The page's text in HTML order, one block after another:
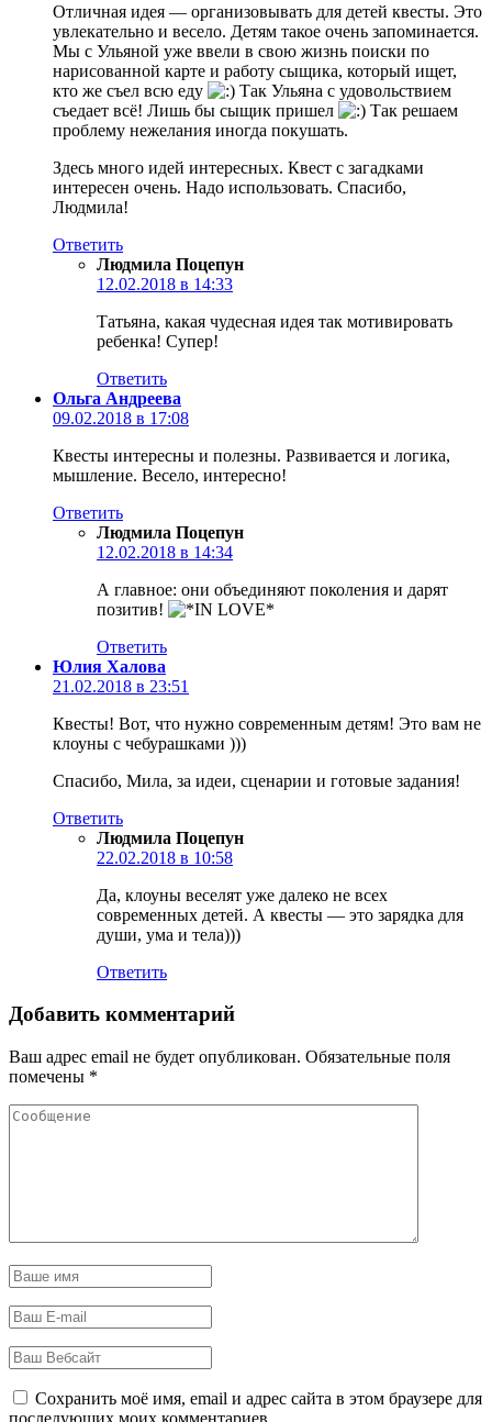
Отличная идея — организовывать для детей квесты. Это
увлекательно и весело. Детям такое очень запоминается.
Мы с Ульяной уже ввели в свою жизнь поиски по
нарисованной карте и работу сыщика, который ищет,
кто же съел всю еду
Так Ульяна с удовольствием
съедает всё! Лишь бы сыщик пришел
Так решаем
проблему нежелания иногда покушать.
Здесь много идей интересных. Квест с загадками
интересен очень. Надо использовать. Спасибо,
Людмила!
Ответить
Людмила Поцепун
12.02.2018 в 14:33
Татьяна, какая чудесная идея так мотивировать
ребенка! Супер!
Ответить
Ольга Андреева
09.02.2018 в 17:08
Квесты интересны и полезны. Развивается и логика,
мышление. Весело, интересно!
Ответить
Людмила Поцепун
12.02.2018 в 14:34
А главное: они объединяют поколения и дарят
позитив!
Ответить
Юлия Халова
21.02.2018 в 23:51
Квесты! Вот, что нужно современным детям! Это вам не
клоуны с чебурашками )))
Спасибо, Мила, за идеи, сценарии и готовые задания!
Ответить
Людмила Поцепун
22.02.2018 в 10:58
Да, клоуны веселят уже далеко не всех
современных детей. А квесты — это зарядка для
души, ума и тела)))
Ответить
Добавить комментарий
Ваш адрес email не будет опубликован. Обязательные поля
помечены *
Сохранить моё имя, email и адрес сайта в этом браузере для
последующих моих комментариев.